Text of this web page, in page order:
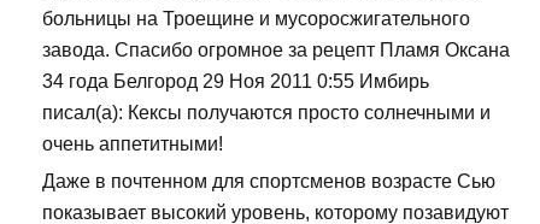
больницы на Троещине и мусоросжигательного
завода. Спасибо огромное за рецепт Пламя Оксана
34 года Белгород 29 Ноя 2011 0:55 Имбирь
писал(а): Кексы получаются просто солнечными и
очень аппетитными!
Даже в почтенном для спортсменов возрасте Сью
показывает высокий уровень, которому позавидуют